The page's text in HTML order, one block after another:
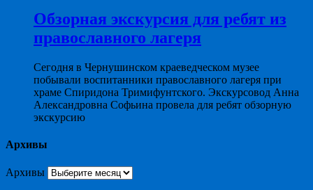
Обзорная экскурсия для ребят из
православного лагеря
Сегодня в Чернушинском краеведческом музее
побывали воспитанники православного лагеря при
храме Спиридона Тримифунтского. Экскурсовод Анна
Александровна Софьина провела для ребят обзорную
экскурсию
Архивы
Архивы